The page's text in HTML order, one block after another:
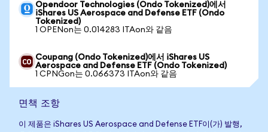
Opendoor Technologies (Ondo Tokenized)에서
iShares US Aerospace and Defense ETF (Ondo
Tokenized)
1 OPENon는 0.014283 ITAon와 같음
Coupang (Ondo Tokenized)에서 iShares US
Aerospace and Defense ETF (Ondo Tokenized)
1 CPNGon는 0.066373 ITAon와 같음
면책 조항
이 제품은 iShares US Aerospace and Defense ETF이(가) 발행,